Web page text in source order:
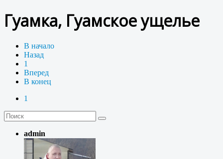
Гуамка, Гуамское ущелье
В начало
Назад
1
Вперед
В конец
1
admin